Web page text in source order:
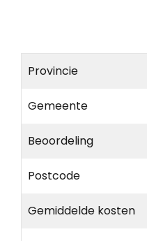
Provincie
Gemeente
Beoordeling
Postcode
Gemiddelde kosten